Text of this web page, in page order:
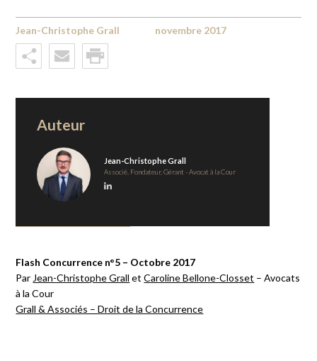
Jean-Christophe Grall novembre 2017
Auteur
Jean-Christophe Grall
Associé, Fondateur, Gérant - Avocat à la Cour
Flash Concurrence n°5 – Octobre 2017
Par Jean-Christophe Grall etCaroline Bellone-Closset – Avocats
à la Cour
Grall & Associés – Droit de la Concurrence